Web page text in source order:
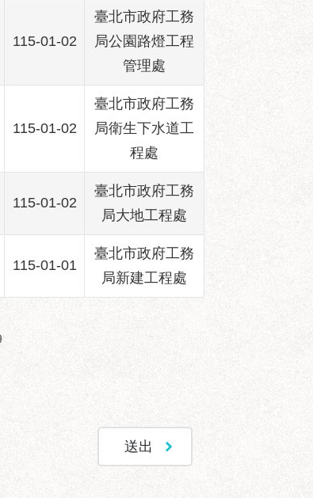
115-01-02
臺北市政府工務
局公園路燈工程
管理處
115-01-02
臺北市政府工務
局衛生下水道工
程處
115-01-02
臺北市政府工務
局大地工程處
115-01-01
臺北市政府工務
局新建工程處